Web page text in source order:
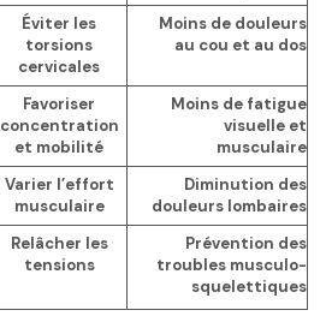
Éviter les
torsions
cervicales
Moins de douleurs
au cou et au dos
Favoriser
concentration
et mobilité
Moins de fatigue
visuelle et
musculaire
Varier l’effort
musculaire
Diminution des
douleurs lombaires
Relâcher les
tensions
Prévention des
troubles musculo-
squelettiques